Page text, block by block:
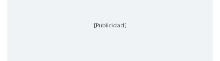
[Publicidad]